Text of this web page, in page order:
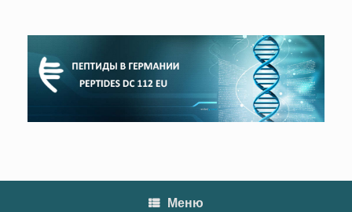
содержанию
Меню